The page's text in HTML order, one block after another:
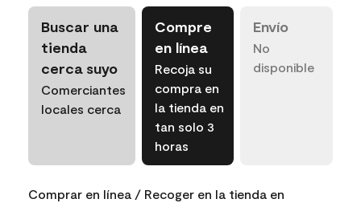
Buscar una
tienda
cerca suyo
Comerciantes
locales cerca
Compre
en línea
Recoja su
compra en
la tienda en
tan solo 3
horas
Envío
No
disponible
Comprar en línea / Recoger en la tienda en